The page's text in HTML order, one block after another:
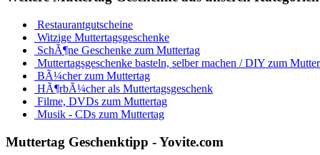
Restaurantgutscheine
Witzige Muttertagsgeschenke
SchÃ¶ne Geschenke zum Muttertag
Muttertagsgeschenke basteln, selber machen / DIY zum
BÃ¼cher zum Muttertag
HÃ¶rbÃ¼cher als Muttertagsgeschenk
Filme, DVDs zum Muttertag
Musik - CDs zum Muttertag
Muttertag Geschenktipp - Yovite.com